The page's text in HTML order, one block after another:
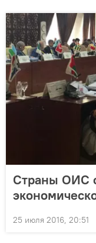
Страны ОИС
25 июля 2016, 20:51